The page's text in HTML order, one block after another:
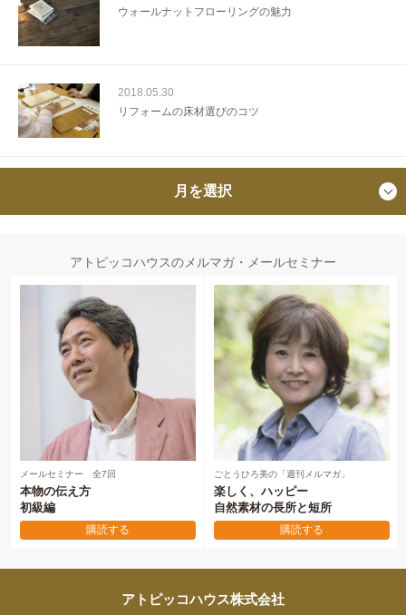
ウォールナットフローリングの魅力
2018.05.30
リフォームの床材選びのコツ
月を選択
アトピッコハウスのメルマガ・メールセミナー
メールセミナー 全7回
本物の伝え方
初級編
購読する
ごとうひろ美の「週刊メルマガ」
楽しく、ハッピー
自然素材の長所と短所
購読する
アトピッコハウス株式会社